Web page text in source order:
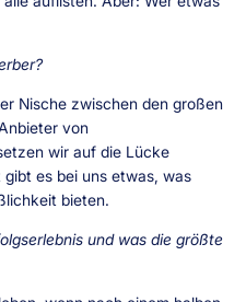
Nische zwischen den großen
von
wir auf die Lücke
gibt es bei uns etwas, was
bieten.
und was die größte